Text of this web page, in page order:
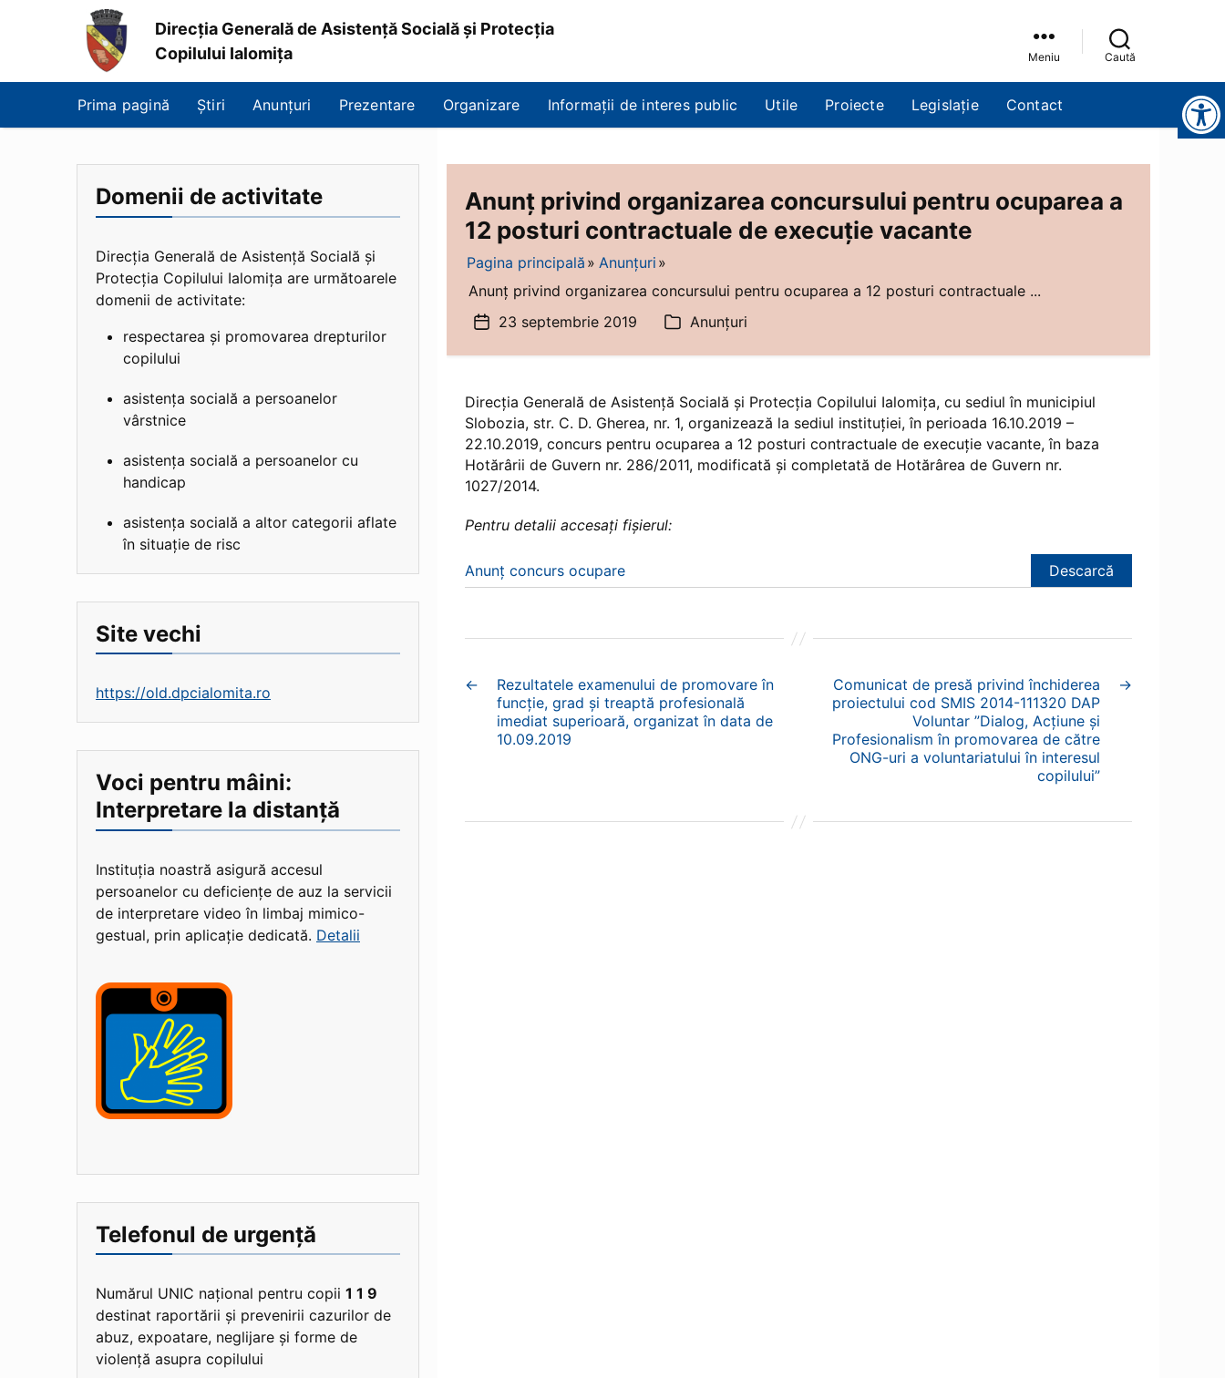
Direcția
Generală
Protecția
Copilului
Direcția Generală de Asistență Socială și Protecția
Copilului Ialomița
Meniu Caută
Prima pagină Știri Anunțuri Prezentare Organizare Informații de interes public Utile Proiecte Legislație Contact
Instrumente pentru accesibilitate
Anunț privind organizarea concursului pentru ocuparea a
12 posturi contractuale de execuție vacante
Pagina principală
Anunțuri
Anunț privind organizarea concursului pentru ocuparea a 12 posturi contractuale ...
Dată23 septembrie 2019 Categorii
Anunțuri
Direcţia Generală de Asistenţă Socială şi Protecţia Copilului Ialomiţa, cu sediul în municipiul
Slobozia, str. C. D. Gherea, nr. 1, organizează la sediul instituției, în perioada 16.10.2019 –
22.10.2019, concurs pentru ocuparea a 12 posturi contractuale de execuţie vacante, în baza
Hotărârii de Guvern nr. 286/2011, modificată și completată de Hotărârea de Guvern nr.
1027/2014.
Pentru detalii accesați fișierul:
Anunț concurs ocupare Descarcă
←
Rezultatele examenului de promovare în
funcție, grad și treaptă profesională
imediat superioară, organizat în data de
10.09.2019
→
Comunicat de presă privind închiderea
proiectului cod SMIS 2014-111320 DAP
Voluntar ”Dialog, Acțiune și
Profesionalism în promovarea de către
ONG-uri a voluntariatului în interesul
copilului”
Domenii de activitate
Direcția Generală de Asistență Socială și
Protecția Copilului Ialomița are următoarele
domenii de activitate:
respectarea și promovarea drepturilor
copilului
asistența socială a persoanelor
vârstnice
asistența socială a persoanelor cu
handicap
asistența socială a altor categorii aflate
în situație de risc
Site vechi
https://old.dpcialomita.ro
Voci pentru mâini:
Interpretare la distanță
Instituția noastră asigură accesul
persoanelor cu deficiențe de auz la servicii
de interpretare video în limbaj mimico-
gestual, prin aplicație dedicată. Detalii
Telefonul de urgență
Numărul UNIC național pentru copii 1 1 9
destinat raportării și prevenirii cazurilor de
abuz, expoatare, neglijare și forme de
violență asupra copilului